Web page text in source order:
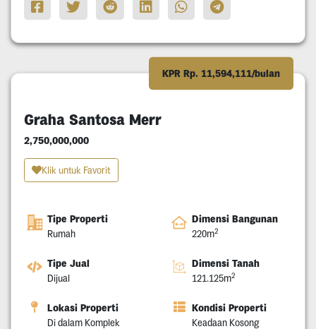
KPR Rp. 11,594,111/bulan
Graha Santosa Merr
2,750,000,000
Klik untuk Favorit
Tipe Properti
Rumah
Dimensi Bangunan
220m2
Tipe Jual
Dijual
Dimensi Tanah
121.125m2
Lokasi Properti
Di dalam Komplek
Kondisi Properti
Keadaan Kosong